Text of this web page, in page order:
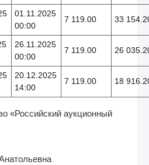
01.11.2025
00:00
7 119.00 33
26.11.2025
00:00
7 119.00 26
20.12.2025
14:00
7 119.00 18
«Российский аукционный